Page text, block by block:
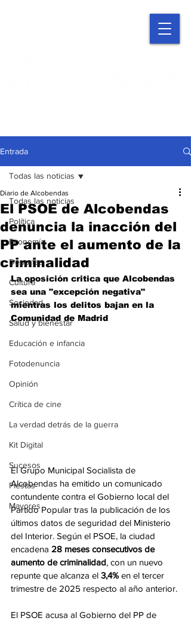
Entrada
Todas las noticias
Política
Economía
Deportes
Cultura
Sociedad
Salud y bienestar
Educación e infancia
Fotodenuncia
Opinión
Crítica de cine
La verdad detrás de la guerra
Kit Digital
Sucesos
Fiestas
Mayores
Todas las noticias
El PSOE de Alcobendas
denuncia la inacción del
PP ante el aumento de la
criminalidad
Diario de Alcobendas
La oposición critica que Alcobendas
sea una "excepción negativa"
mientras los delitos bajan en la
Comunidad de Madrid
El Grupo Municipal Socialista de
Alcobendas ha emitido un comunicado
contundente contra el Gobierno local del
Partido Popular tras la publicación de los
últimos datos de seguridad del Ministerio
del Interior. Según el PSOE, la ciudad
encadena 28 meses consecutivos de
aumento de criminalidad, con un nuevo
repunte que alcanza el 3,4% en el tercer
trimestre de 2025 respecto al año anterior.
El PSOE acusa al Gobierno del PP de